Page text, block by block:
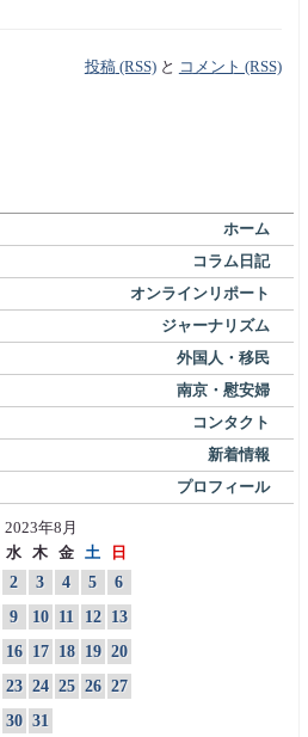
投稿 (RSS)と コメント (RSS)
ホーム
コラム日記
オンラインリポート
ジャーナリズム
外国人・移民
南京・慰安婦
コンタクト
新着情報
プロフィール
2023年8月
水 木 金 土 日
2 3 4 5
6
9 10 11 12
13
16 17 18 19 20
23 24 25 26 27
30 31